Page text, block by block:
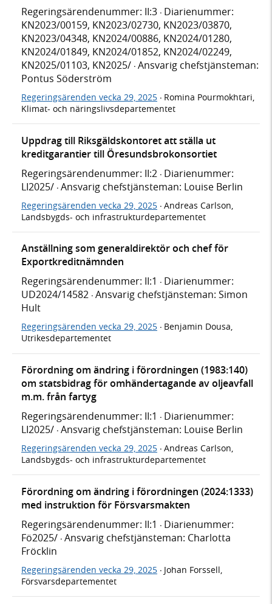
Regeringsärendenummer: II:3 · Diarienummer:
KN2023/00159, KN2023/02730, KN2023/03870,
KN2023/04348, KN2024/00886, KN2024/01280,
KN2024/01849, KN2024/01852, KN2024/02249,
KN2025/01103, KN2025/ · Ansvarig chefstjänsteman:
Pontus Söderström
Regeringsärenden vecka 29, 2025 · Romina Pourmokhtari,
Klimat- och näringslivsdepartementet
Uppdrag till Riksgäldskontoret att ställa ut
kreditgarantier till Öresundsbrokonsortiet
Regeringsärendenummer: II:2 · Diarienummer:
LI2025/ · Ansvarig chefstjänsteman: Louise Berlin
Regeringsärenden vecka 29, 2025 · Andreas Carlson,
Landsbygds- och infrastrukturdepartementet
Anställning som generaldirektör och chef för
Exportkreditnämnden
Regeringsärendenummer: II:1 · Diarienummer:
UD2024/14582 · Ansvarig chefstjänsteman: Simon
Hult
Regeringsärenden vecka 29, 2025 · Benjamin Dousa,
Utrikesdepartementet
Förordning om ändring i förordningen (1983:140)
om statsbidrag för omhändertagande av oljeavfall
m.m. från fartyg
Regeringsärendenummer: II:1 · Diarienummer:
LI2025/ · Ansvarig chefstjänsteman: Louise Berlin
Regeringsärenden vecka 29, 2025 · Andreas Carlson,
Landsbygds- och infrastrukturdepartementet
Förordning om ändring i förordningen (2024:1333)
med instruktion för Försvarsmakten
Regeringsärendenummer: II:1 · Diarienummer:
Fö2025/ · Ansvarig chefstjänsteman: Charlotta
Fröcklin
Regeringsärenden vecka 29, 2025 · Johan Forssell,
Försvarsdepartementet